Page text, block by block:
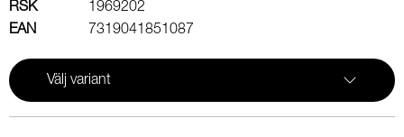
RSK
1969202
EAN
7319041851087
Välj variant